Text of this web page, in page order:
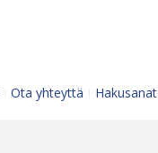
Ota yhteyttä Hakusanat